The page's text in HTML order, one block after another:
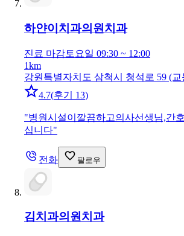
하얀이치과의원 치과
진료 마감토요일 09:30 ~ 12:00
1km
강원특별자치도 삼척시 청석로 59 (교
4.7(후기 13)
"병원시설이깔끔하고의사선생님,간
십니다"
전화 팔로우
김치과의원치과